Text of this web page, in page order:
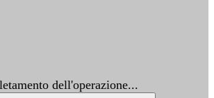
dell'operazione...